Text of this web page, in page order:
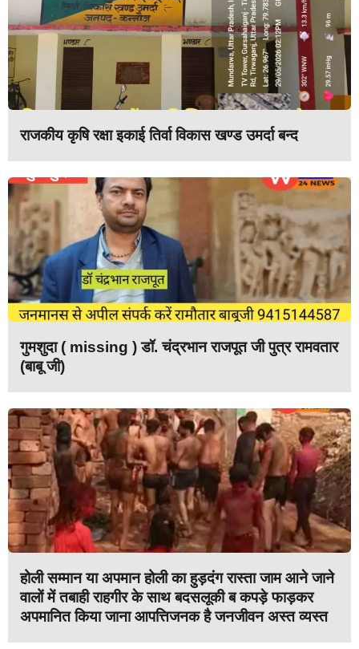
राजकीय कृषि रक्षा इकाई तिर्वा विकास खण्ड उमर्दा बन्द
गुमशुदा ( missing ) डॉ. चंद्रभान राजपूत जी पुत्र रामवतार
(बाबू जी)
होली सम्मान या अपमान होली का हुड़दंग रास्ता जाम आने जाने
वालों में तबाही राहगीर के साथ बदसलूकी ब कपड़े फाड़कर
अपमानित किया जाना आपत्तिजनक है जनजीवन अस्त व्यस्त